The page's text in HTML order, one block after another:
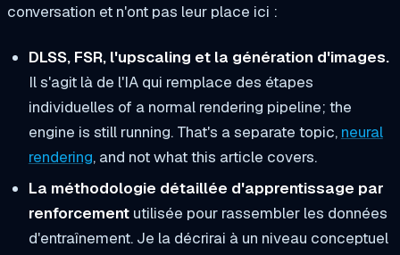
conversation et n'ont pas leur place ici :
DLSS, FSR, l'upscaling et la génération d'images.
Il s'agit là de l'IA qui remplace des étapes
individuelles of a normal rendering pipeline; the
engine is still running. That's a separate topic, neural
rendering, and not what this article covers.
La méthodologie détaillée d'apprentissage par
renforcementutilisée pour rassembler les données
d'entraînement. Je la décrirai à un niveau conceptuel